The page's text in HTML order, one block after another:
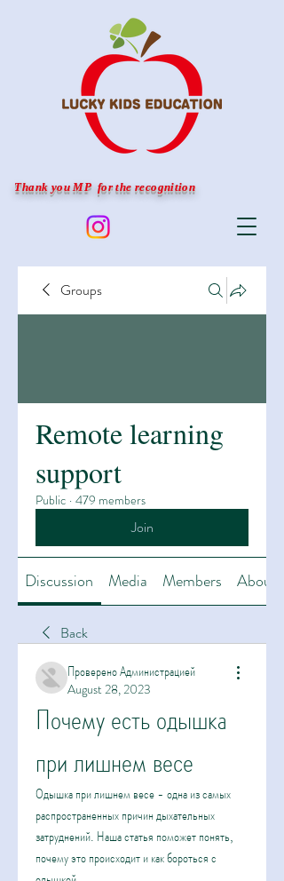
Thank you MP for the recognition
Groups
Remote learning
support
Public · 479 members
Join
Discussion Media Members About
Back
Проверено Администрацией
August 28, 2023
Почему есть одышка
при лишнем весе
Одышка при лишнем весе - одна из самых
распространенных причин дыхательных
затруднений. Наша статья поможет понять,
почему это происходит и как бороться с